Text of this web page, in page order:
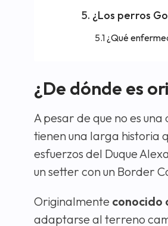
¿Los perros
¿Qué
¿De dónde es
A pesar de que no es
tienen una larga historia
esfuerzos del Duque
un setter con un Border
Originalmente conocido
adaptarse al terreno